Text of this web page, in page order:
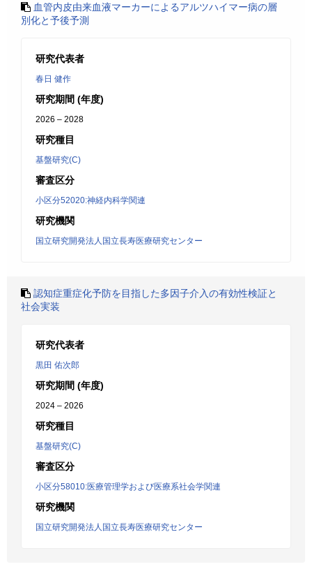
血管内皮由来血液マーカーによるアルツハイマー病の層
別化と予後予測
研究代表者
春日 健作
研究期間 (年度)
2026 – 2028
研究種目
基盤研究(C)
審査区分
小区分52020:神経内科学関連
研究機関
国立研究開発法人国立長寿医療研究センター
認知症重症化予防を目指した多因子介入の有効性検証と
社会実装
研究代表者
黒田 佑次郎
研究期間 (年度)
2024 – 2026
研究種目
基盤研究(C)
審査区分
小区分58010:医療管理学および医療系社会学関連
研究機関
国立研究開発法人国立長寿医療研究センター